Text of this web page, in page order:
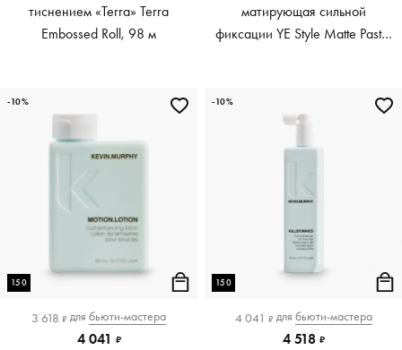
тиснением «Terra» Terra
Embossed Roll, 98 м
матирующая сильной
фиксации YE Style Matte Paste,
150
3 618 ₽ для бьюти-мастера
4 041 ₽
-10%
150
4 041 ₽ для бьюти-мастера
4 518 ₽
-10%